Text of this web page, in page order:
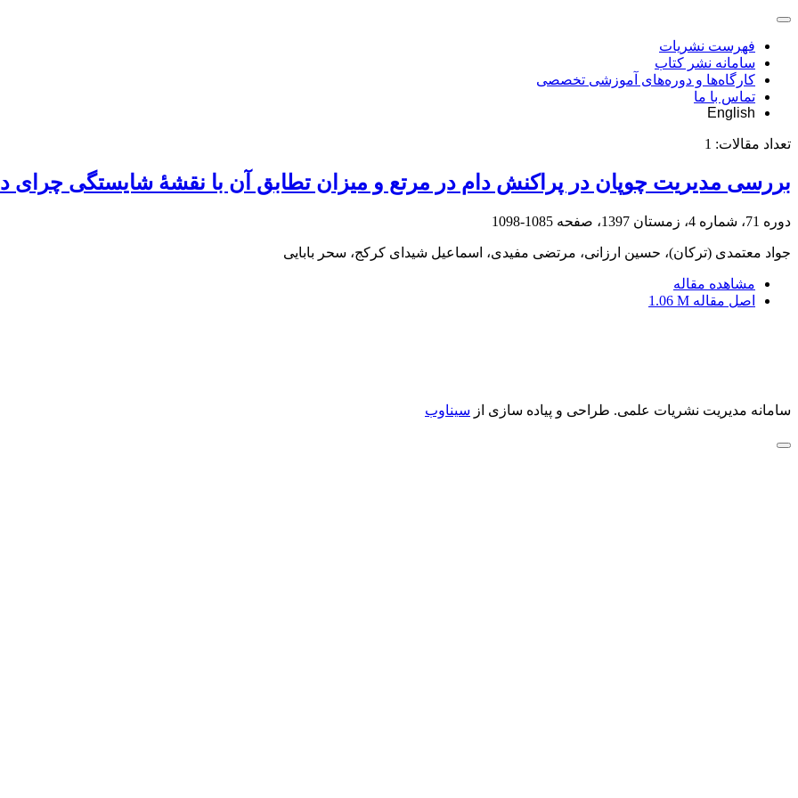
فهرست نشریات
سامانه نشر کتاب
کارگاه‌ها و دوره‌های آموزشی تخصصی
تماس با ما
English
تعداد مقالات: 1
بررسی مدیریت چوپان در پراکنش دام در مرتع و میزان تطابق آن با نقشۀ شایستگی چرای
دوره 71، شماره 4، زمستان 1397، صفحه 1085-1098
جواد معتمدی (ترکان)، حسین ارزانی، مرتضی مفیدی، اسماعیل شیدای کرکج، سحر بابایی
مشاهده مقاله
اصل مقاله 1.06 M
سامانه مدیریت نشریات علمی. طراحی و پیاده سازی از سیناوب